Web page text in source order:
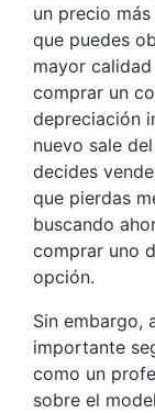
un precio
que puedes
mayor
comprar un
depreciación
nuevo sale
decides
que pierdas
buscando
comprar uno
opción.
Sin embargo,
importante
como un
sobre el